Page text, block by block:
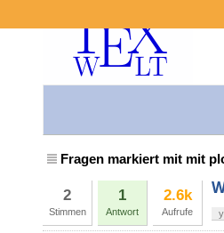
Fragen markiert mit mit
2
Stimmen
1
Antwort
2.6k
Aufrufe